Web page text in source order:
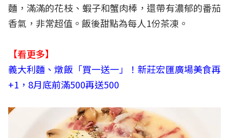
麵，滿滿的花枝、蝦子和蟹肉棒，還帶有濃郁的番茄
香氣，非常超值。飯後甜點為每人1份茶凍。
【看更多】
義大利麵、燉飯「買一送一」！新莊宏匯廣場美食再
+1，8月底前滿500再送500​​​​​​​